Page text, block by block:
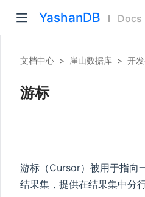
YashanDB Docs
文档中心 > 崖山数据库 > 开
游标
游标（Cursor）被用于指向
结果集，提供在结果集中分